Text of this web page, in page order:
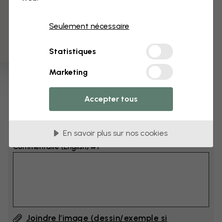
Ajoutez 6–10 cm à la largeur et à la hauteur
Ajouter un commentaire
Commentaire (English) #1
Joindre l’image (dessin/exemple si
Seulement nécessaire
Statistiques
Marketing
Accepter tous
En savoir plus sur nos cookies